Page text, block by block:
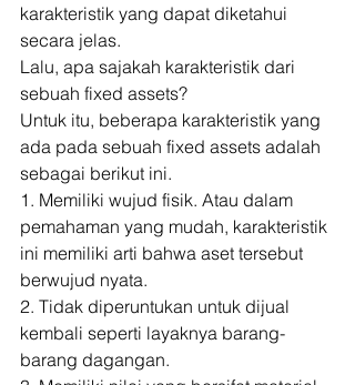
karakteristik yang dapat diketahui
secara jelas.
Lalu, apa sajakah karakteristik dari
sebuah fixed assets?
Untuk itu, beberapa karakteristik yang
ada pada sebuah fixed assets adalah
sebagai berikut ini.
1. Memiliki wujud fisik. Atau dalam
pemahaman yang mudah, karakteristik
ini memiliki arti bahwa aset tersebut
berwujud nyata.
2. Tidak diperuntukan untuk dijual
kembali seperti layaknya barang-
barang dagangan.